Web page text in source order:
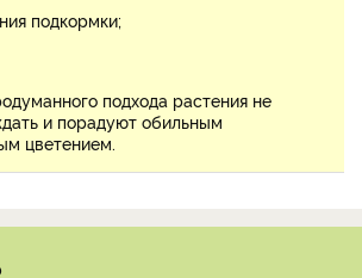
подкормки;
подхода растения не
и порадуют обильным
цветением.